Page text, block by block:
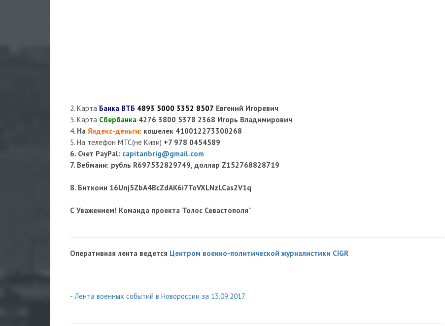
2. Карта Банка ВТБ 4893 5000 3352 8507 Евгений Игоревич
3. Карта Сбербанка 4276 3800 5378 2368 Игорь Владимирович
4. На Яндекс-деньги: кошелек 410012273300268
5. На телефон МТС(не Киви) +7 978 0454589
6. Счет PayPal: capitanbrig@gmail.com
7. Вебмани: рубль R697532829749, доллар Z152768828719
8. Биткоин 16Unj5ZbA4BcZdAK6i7ToVXLNzLCas2V1q
С Уважением! Команда проекта "Голос Севастополя"
Оперативная лента ведется Центром военно-политической журналистики CIGR
- Лента военных событий в Новороссии за 13.09.2017